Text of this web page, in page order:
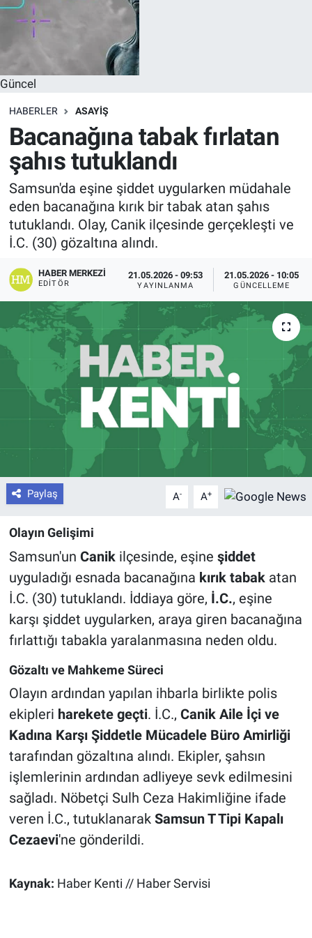
Güncel
HABERLER ASAYIŞ
Bacanağına tabak fırlatan
şahıs tutuklandı
Samsun'da eşine şiddet uygularken müdahale
eden bacanağına kırık bir tabak atan şahıs
tutuklandı. Olay, Canik ilçesinde gerçekleşti ve
İ.C. (30) gözaltına alındı.
HABER MERKEZI
EDITÖR
21.05.2026 - 09:53
YAYINLANMA
21.05.2026 - 10:05
GÜNCELLEME
Paylaş A- A+
Olayın Gelişimi
Samsun'un Canikilçesinde, eşine şiddet
uyguladığı esnada bacanağına kırık tabakatan
İ.C. (30) tutuklandı. İddiaya göre, İ.C., eşine
karşı şiddet uygularken, araya giren bacanağına
fırlattığı tabakla yaralanmasına neden oldu.
Gözaltı ve Mahkeme Süreci
Olayın ardından yapılan ihbarla birlikte polis
ekipleri harekete geçti. İ.C., Canik Aile İçi ve
Kadına Karşı Şiddetle Mücadele Büro Amirliği
tarafından gözaltına alındı. Ekipler, şahsın
işlemlerinin ardından adliyeye sevk edilmesini
sağladı. Nöbetçi Sulh Ceza Hakimliğine ifade
veren İ.C., tutuklanarak Samsun T Tipi Kapalı
Cezaevi'ne gönderildi.
Kaynak: Haber Kenti // Haber Servisi